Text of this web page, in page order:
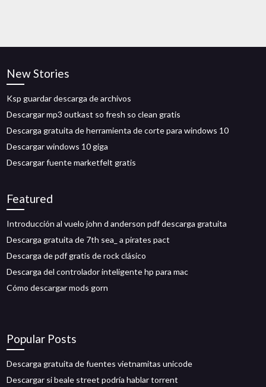
New Stories
Ksp guardar descarga de archivos
Descargar mp3 outkast so fresh so clean gratis
Descarga gratuita de herramienta de corte para windows 10
Descargar windows 10 giga
Descargar fuente marketfelt gratis
Featured
Introducción al vuelo john d anderson pdf descarga gratuita
Descarga gratuita de 7th sea_ a pirates pact
Descarga de pdf gratis de rock clásico
Descarga del controlador inteligente hp para mac
Cómo descargar mods gorn
Popular Posts
Descarga gratuita de fuentes vietnamitas unicode
Descargar si beale street podría hablar torrent